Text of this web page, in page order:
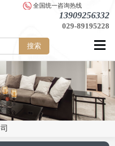
全国统一咨询热线
13909256332
029-89195228
搜索